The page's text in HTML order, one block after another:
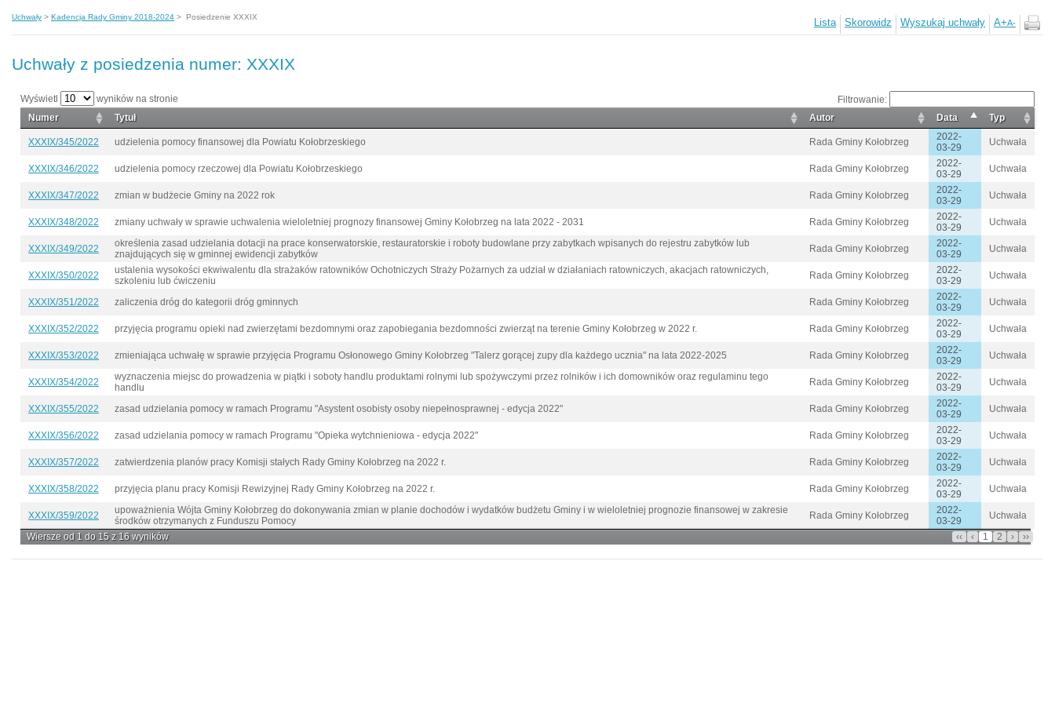
Uchwały > Kadencja Rady Gminy 2018-2024 > Posiedzenie XXXIX Lista Skorowidz Wyszukaj uchwały A+A-
Uchwały z posiedzenia numer: XXXIX
Wyświetl wyników na stronie
Filtrowanie:
Numer
Tytuł Autor Data Typ
XXXIX/345/2022 udzielenia pomocy finansowej dla Powiatu Kołobrzeskiego Rada Gminy Kołobrzeg
2022-
03-29
Uchwała
XXXIX/346/2022 udzielenia pomocy rzeczowej dla Powiatu Kołobrzeskiego Rada Gminy Kołobrzeg
2022-
03-29
Uchwała
XXXIX/347/2022 zmian w budżecie Gminy na 2022 rok Rada Gminy Kołobrzeg
2022-
03-29
Uchwała
XXXIX/348/2022 zmiany uchwały w sprawie uchwalenia wieloletniej prognozy finansowej Gminy Kołobrzeg na lata 2022 - 2031 Rada Gminy Kołobrzeg
2022-
03-29
Uchwała
XXXIX/349/2022
określenia zasad udzielania dotacji na prace konserwatorskie, restauratorskie i roboty budowlane przy zabytkach wpisanych do rejestru zabytków lub
znajdujących się w gminnej ewidencji zabytków
Rada Gminy Kołobrzeg
2022-
03-29
Uchwała
XXXIX/350/2022
ustalenia wysokości ekwiwalentu dla strażaków ratowników Ochotniczych Straży Pożarnych za udział w działaniach ratowniczych, akacjach ratowniczych,
szkoleniu lub ćwiczeniu
Rada Gminy Kołobrzeg
2022-
03-29
Uchwała
XXXIX/351/2022 zaliczenia dróg do kategorii dróg gminnych Rada Gminy Kołobrzeg
2022-
03-29
Uchwała
XXXIX/352/2022 przyjęcia programu opieki nad zwierzętami bezdomnymi oraz zapobiegania bezdomności zwierząt na terenie Gminy Kołobrzeg w 2022 r. Rada Gminy Kołobrzeg
2022-
03-29
Uchwała
XXXIX/353/2022 zmieniająca uchwałę w sprawie przyjęcia Programu Osłonowego Gminy Kołobrzeg "Talerz gorącej zupy dla każdego ucznia" na lata 2022-2025 Rada Gminy Kołobrzeg
2022-
03-29
Uchwała
XXXIX/354/2022
wyznaczenia miejsc do prowadzenia w piątki i soboty handlu produktami rolnymi lub spożywczymi przez rolników i ich domowników oraz regulaminu tego
handlu
Rada Gminy Kołobrzeg
2022-
03-29
Uchwała
XXXIX/355/2022 zasad udzielania pomocy w ramach Programu "Asystent osobisty osoby niepełnosprawnej - edycja 2022" Rada Gminy Kołobrzeg
2022-
03-29
Uchwała
XXXIX/356/2022 zasad udzielania pomocy w ramach Programu "Opieka wytchnieniowa - edycja 2022" Rada Gminy Kołobrzeg
2022-
03-29
Uchwała
XXXIX/357/2022 zatwierdzenia planów pracy Komisji stałych Rady Gminy Kołobrzeg na 2022 r. Rada Gminy Kołobrzeg
2022-
03-29
Uchwała
XXXIX/358/2022 przyjęcia planu pracy Komisji Rewizyjnej Rady Gminy Kołobrzeg na 2022 r. Rada Gminy Kołobrzeg
2022-
03-29
Uchwała
XXXIX/359/2022
upoważnienia Wójta Gminy Kołobrzeg do dokonywania zmian w planie dochodów i wydatków budżetu Gminy i w wieloletniej prognozie finansowej w zakresie
środków otrzymanych z Funduszu Pomocy
Rada Gminy Kołobrzeg
2022-
03-29
Uchwała
Wiersze od 1 do 15 z 16 wyników
‹‹ ‹ 1 2 › ››